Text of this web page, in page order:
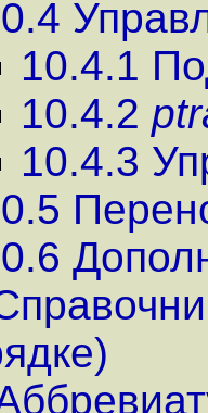
10.4.1
10.4.2
10.4.3